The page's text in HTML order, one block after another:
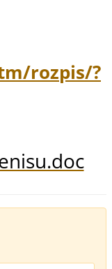
rozpis/?